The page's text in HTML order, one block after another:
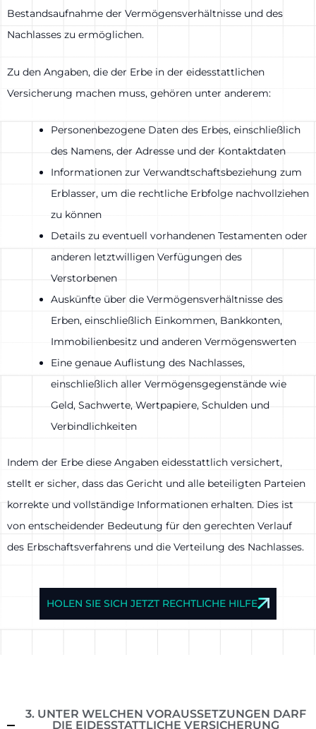
Bestandsaufnahme der Vermögensverhältnisse und des
Nachlasses zu ermöglichen.
Zu den Angaben, die der Erbe in der eidesstattlichen
Versicherung machen muss, gehören unter anderem:
Personenbezogene Daten des Erbes, einschließlich
des Namens, der Adresse und der Kontaktdaten
Informationen zur Verwandtschaftsbeziehung zum
Erblasser, um die rechtliche Erbfolge nachvollziehen
zu können
Details zu eventuell vorhandenen Testamenten oder
anderen letztwilligen Verfügungen des
Verstorbenen
Auskünfte über die Vermögensverhältnisse des
Erben, einschließlich Einkommen, Bankkonten,
Immobilienbesitz und anderen Vermögenswerten
Eine genaue Auflistung des Nachlasses,
einschließlich aller Vermögensgegenstände wie
Geld, Sachwerte, Wertpapiere, Schulden und
Verbindlichkeiten
Indem der Erbe diese Angaben eidesstattlich versichert,
stellt er sicher, dass das Gericht und alle beteiligten Parteien
korrekte und vollständige Informationen erhalten. Dies ist
von entscheidender Bedeutung für den gerechten Verlauf
des Erbschaftsverfahrens und die Verteilung des Nachlasses.
HOLEN SIE SICH JETZT RECHTLICHE HILFE
3. UNTER WELCHEN VORAUSSETZUNGEN DARF
DIE EIDESSTATTLICHE VERSICHERUNG